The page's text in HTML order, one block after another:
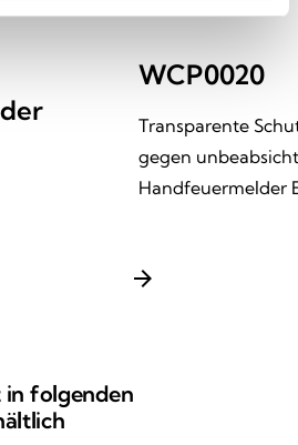
WCP0020
Transparente
gegen
Handfeuermelder
arrow_forward
in folgenden